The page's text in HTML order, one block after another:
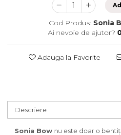
Cod Produs: Sonia
Ai nevoie de ajutor?
Adauga la Favorite
Descriere
Sonia Bow nu este doar o